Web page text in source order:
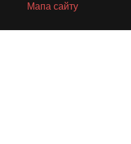
Мапа сайту